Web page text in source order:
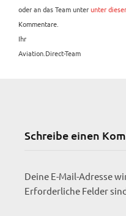
oder an das Team unterunter
Kommentare.
Ihr
Aviation.Direct-Team
Schreibe einen
Deine E-Mail-Adresse
Erforderliche Felder